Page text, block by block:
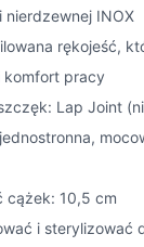
INOX
rękojeść,
pracy
Lap Joint
cążek: 10,5 cm
i sterylizować